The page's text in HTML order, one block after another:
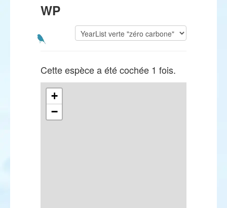
WP
Cette espèce a été cochée 1 fois.
+
−